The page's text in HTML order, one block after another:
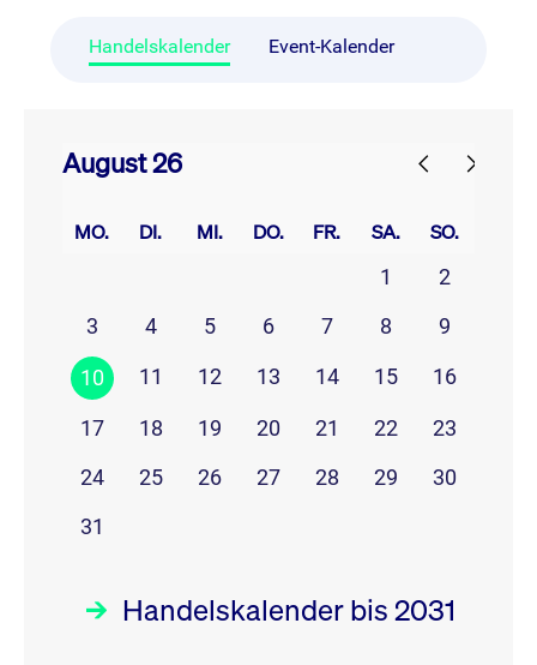
Handelskalender Event-Kalender
August 26
MO. DI. MI. DO. FR. SA. SO.
1
2
3
4 5 6 7 8 9
10 11 12 13 14 15 16
17 18 19 20 21 22
23
24
25 26 27 28 29
30
31
Handelskalender bis 2031